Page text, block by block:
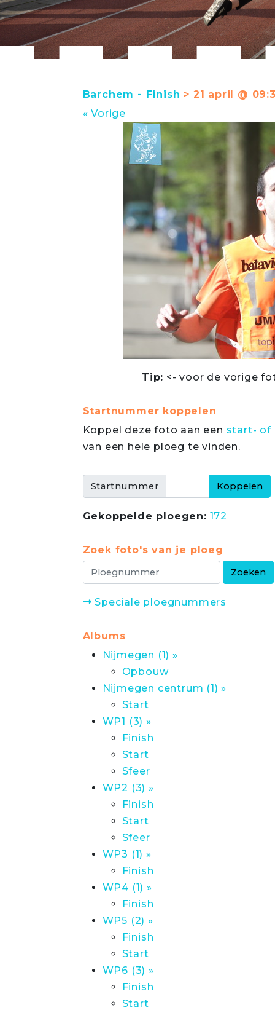
Barchem - Finish > 21 april @
« Vorige
Tip: <- voor de vorige
Startnummer koppelen
Koppel deze foto aan een start- of
van een hele ploeg te vinden.
Startnummer
Gekoppelde ploegen: 172
Zoek foto's van je ploeg
Speciale ploegnummers
Albums
Nijmegen (1) »
Opbouw
Nijmegen centrum (1) »
Start
WP1 (3) »
Finish
Start
Sfeer
WP2 (3) »
Finish
Start
Sfeer
WP3 (1) »
Finish
WP4 (1) »
Finish
WP5 (2) »
Finish
Start
WP6 (3) »
Finish
Start